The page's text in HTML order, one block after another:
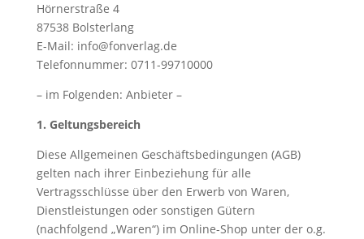
Hörnerstraße 4
87538 Bolsterlang
E-Mail: info@fonverlag.de
Telefonnummer: 0711-99710000
– im Folgenden: Anbieter –
1. Geltungsbereich
Diese Allgemeinen Geschäftsbedingungen (AGB)
gelten nach ihrer Einbeziehung für alle
Vertragsschlüsse über den Erwerb von Waren,
Dienstleistungen oder sonstigen Gütern
(nachfolgend „Waren“) im Online-Shop unter der o.g.